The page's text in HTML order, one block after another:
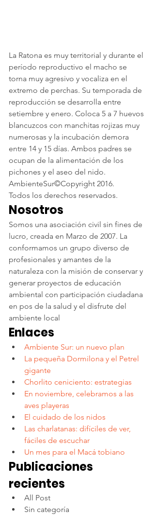
La Ratona es muy territorial y durante el
período reproductivo el macho se
torna muy agresivo y vocaliza en el
extremo de perchas. Su temporada de
reproducción se desarrolla entre
setiembre y enero. Coloca 5 a 7 huevos
blancuzcos con manchitas rojizas muy
numerosas y la incubación demora
entre 14 y 15 días. Ambos padres se
ocupan de la alimentación de los
pichones y el aseo del nido.
AmbienteSur©Copyright 2016.
Todos los derechos reservados.
Nosotros
Somos una asociación civil sin fines de
lucro, creada en Marzo de 2007. La
conformamos un grupo diverso de
profesionales y amantes de la
naturaleza con la misión de conservar y
generar proyectos de educación
ambiental con participación ciudadana
en pos de la salud y el disfrute del
ambiente local
Enlaces
Ambiente Sur: un nuevo plan
La pequeña Dormilona y el Petrel
gigante
Chorlito ceniciento: estrategias
En noviembre, celebramos a las
aves playeras
El cuidado de los nidos
Las charlatanas: difíciles de ver,
fáciles de escuchar
Un mes para el Macá tobiano
Publicaciones
recientes
All Post
Sin categoría